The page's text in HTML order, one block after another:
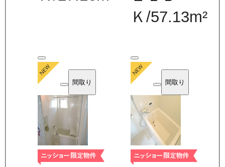
Ｋ /57.13m²
間取り 間取り